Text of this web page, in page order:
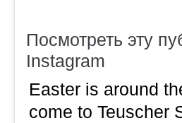
Посмотреть эту
Instagram
Easter is around
come to Teuscher